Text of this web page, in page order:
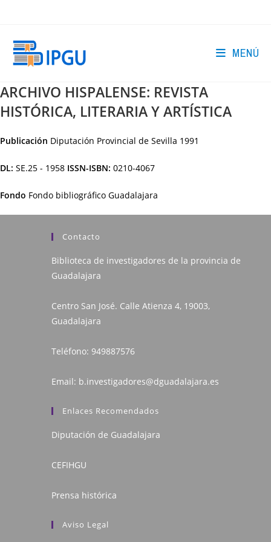
MENÚ
ARCHIVO HISPALENSE: REVISTA
HISTÓRICA, LITERARIA Y ARTÍSTICA
Publicación Diputación Provincial de Sevilla 1991
DL: SE.25 - 1958 ISSN-ISBN: 0210-4067
Fondo Fondo bibliográfico Guadalajara
Contacto
Biblioteca de investigadores de la provincia de
Guadalajara
Centro San José. Calle Atienza 4, 19003,
Guadalajara
Teléfono: 949887576
Email: b.investigadores@dguadalajara.es
Enlaces Recomendados
Diputación de Guadalajara
CEFIHGU
Prensa histórica
Aviso Legal